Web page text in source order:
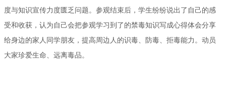
度与知识宣传力度匮乏问题。参观结束后，学生纷纷说出了自己的感
受和收获，认为自己会把参观学习到了的禁毒知识写成心得体会分享
给身边的家人同学朋友，提高周边人的识毒、防毒、拒毒能力。动员
大家珍爱生命、远离毒品。